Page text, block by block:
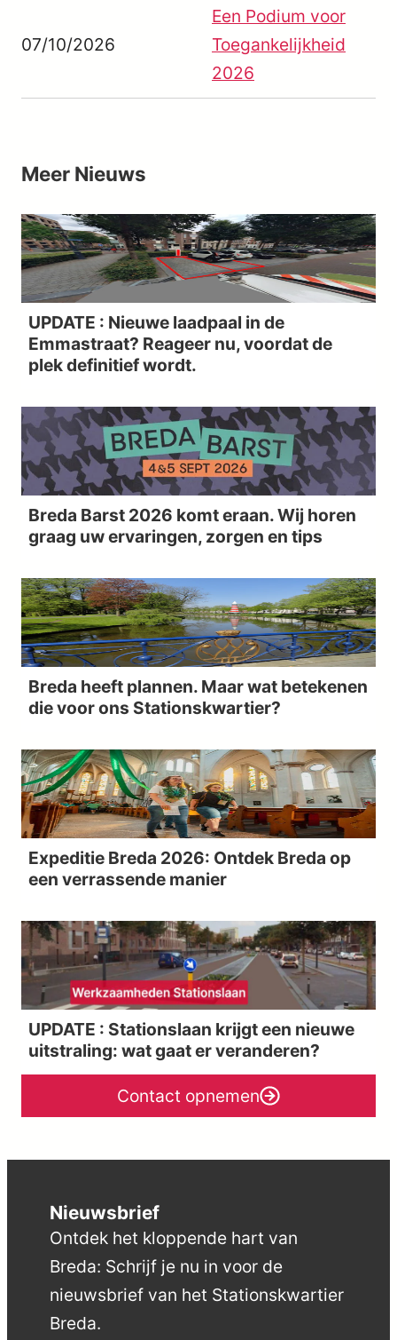
07/10/2026
Een Podium voor
Toegankelijkheid
2026
Meer Nieuws
UPDATE : Nieuwe laadpaal in de
Emmastraat? Reageer nu, voordat de
plek definitief wordt.
Breda Barst 2026 komt eraan. Wij horen
graag uw ervaringen, zorgen en tips
Breda heeft plannen. Maar wat betekenen
die voor ons Stationskwartier?
Expeditie Breda 2026: Ontdek Breda op
een verrassende manier
UPDATE : Stationslaan krijgt een nieuwe
uitstraling: wat gaat er veranderen?
Contact opnemen
Nieuwsbrief
Ontdek het kloppende hart van
Breda: Schrijf je nu in voor de
nieuwsbrief van het Stationskwartier
Breda.